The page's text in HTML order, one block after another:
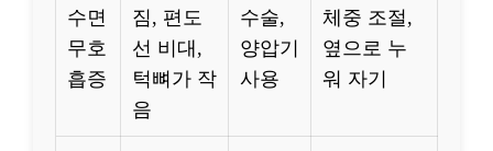
수면
무호
흡증
짐, 편도
선 비대,
턱뼈가 작
음
수술,
양압기
사용
체중 조절,
옆으로 누
워 자기